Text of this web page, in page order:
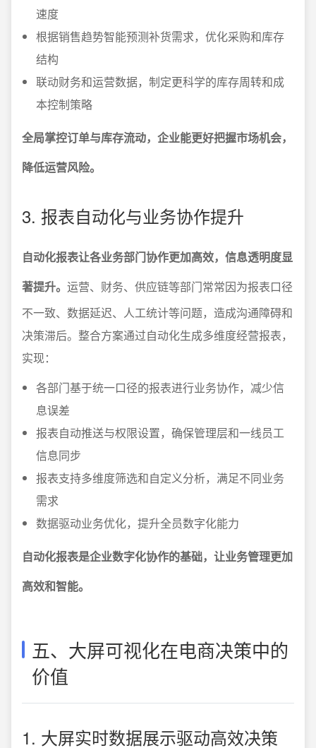
速度
根据销售趋势智能预测补货需求，优化采购和库存
结构
联动财务和运营数据，制定更科学的库存周转和成
本控制策略
全局掌控订单与库存流动，企业能更好把握市场机会，
降低运营风险。
3. 报表自动化与业务协作提升
自动化报表让各业务部门协作更加高效，信息透明度显
著提升。 运营、财务、供应链等部门常常因为报表口径
不一致、数据延迟、人工统计等问题，造成沟通障碍和
决策滞后。整合方案通过自动化生成多维度经营报表，
实现：
各部门基于统一口径的报表进行业务协作，减少信
息误差
报表自动推送与权限设置，确保管理层和一线员工
信息同步
报表支持多维度筛选和自定义分析，满足不同业务
需求
数据驱动业务优化，提升全员数字化能力
自动化报表是企业数字化协作的基础，让业务管理更加
高效和智能。
五、大屏可视化在电商决策中的
价值
1. 大屏实时数据展示驱动高效决策